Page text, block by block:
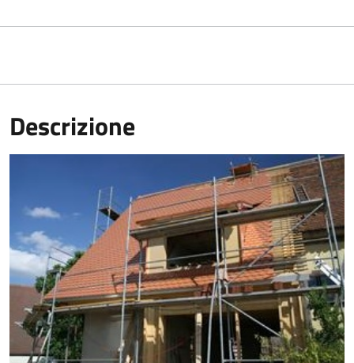
Descrizione